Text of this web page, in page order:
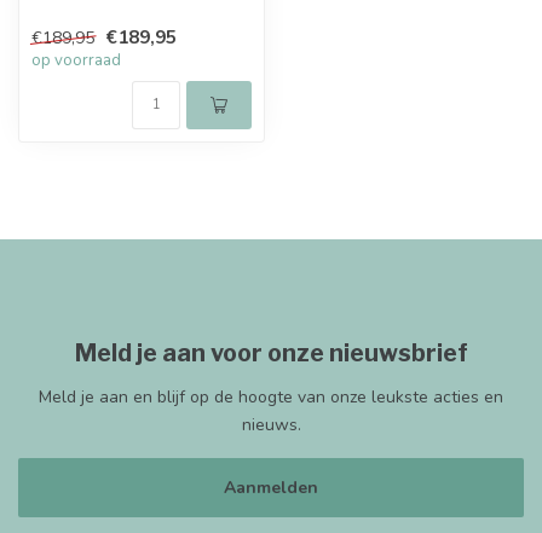
€189,95 €189,95
op voorraad
Meld je aan voor onze nieuwsbrief
Meld je aan en blijf op de hoogte van onze leukste acties en
nieuws.
Aanmelden